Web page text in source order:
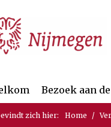
van deze pagina
Bezoek aan
zich hier: Home